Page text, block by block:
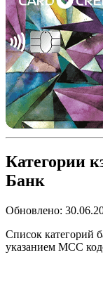
Категории
Банк
Обновлено:
Список категорий
указанием MCC